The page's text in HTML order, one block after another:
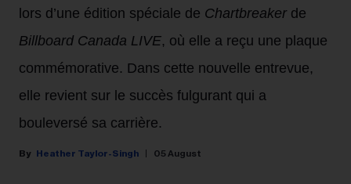
lors d’une édition spéciale de Chartbreaker de
Billboard Canada LIVE, où elle a reçu une plaque
commémorative. Dans cette nouvelle entrevue,
elle revient sur le succès fulgurant qui a
bouleversé sa carrière.
Heather Taylor-Singh 05 August